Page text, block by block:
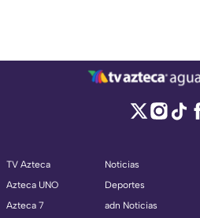
TV Azteca
Azteca UNO
Azteca 7
Noticias
Deportes
adn Noticias